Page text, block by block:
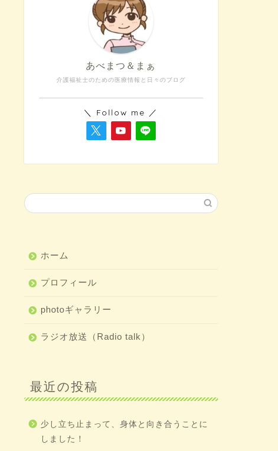
介護福祉士のための医療情報と日々のブログ
あべまつ＆まぁ
＼ Follow me ／
ホーム
プロフィール
photoギャラリー
ラジオ放送（Radio talk）
最近の投稿
少し立ち止まって、身体と向き合うことに
しました！